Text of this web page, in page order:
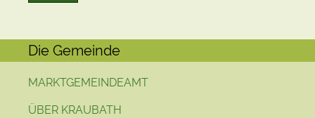
Die Gemeinde
MARKTGEMEINDEAMT
ÜBER KRAUBATH